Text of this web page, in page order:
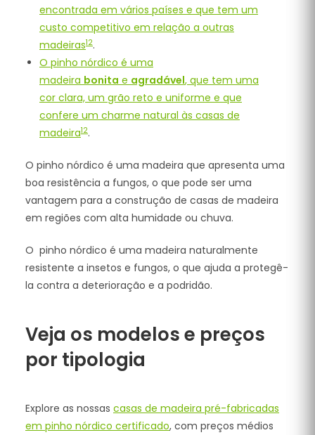
encontrada em vários países e que tem um
custo competitivo em relação a outras
madeiras12.
O pinho nórdico é uma
madeira bonita e agradável, que tem uma
cor clara, um grão reto e uniforme e que
confere um charme natural às casas de
madeira12.
O pinho nórdico é uma madeira que apresenta uma
boa resistência a fungos, o que pode ser uma
vantagem para a construção de casas de madeira
em regiões com alta humidade ou chuva.
O pinho nórdico é uma madeira naturalmente
resistente a insetos e fungos, o que ajuda a protegê-
la contra a deterioração e a podridão.
Veja os modelos e preços
por tipologia
Explore as nossas casas de madeira pré-fabricadas
em pinho nórdico certificado, com preços médios